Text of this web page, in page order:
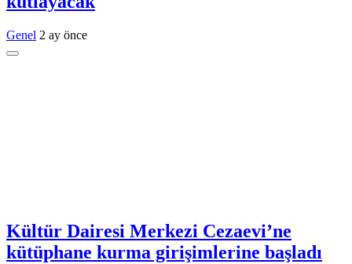
Genel 2 ay önce
Kültür Dairesi Merkezi Cezaevi’ne
kütüphane kurma girişimlerine başladı